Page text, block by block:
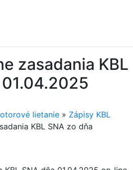
zasadania KBL
lietanie » Zápisy KBL
KBL SNA zo dňa